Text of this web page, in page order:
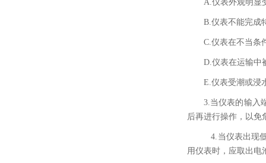
A.仪表外观明显
B.仪表不能完成
C.仪表在不当条
D.仪表在运输中
E.仪表受潮或浸
3.当仪表的输入
后再进行操作，以免
4. 当仪表出现
用仪表时，应取出电